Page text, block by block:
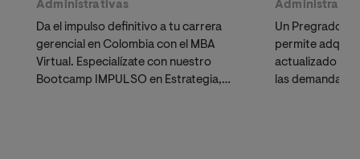
Administrativas
Da el impulso definitivo a tu carrera
gerencial en Colombia con el MBA
Virtual. Especialízate con nuestro
Bootcamp IMPULSO en Estrategia,
Un Pregrado
permite
actualizado y
las demandas